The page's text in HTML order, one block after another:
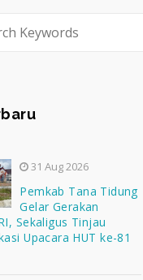
31 Aug 2026
Pemkab Tana Tidung
Gelar Gerakan
Sekaligus Tinjau
Upacara HUT ke-81